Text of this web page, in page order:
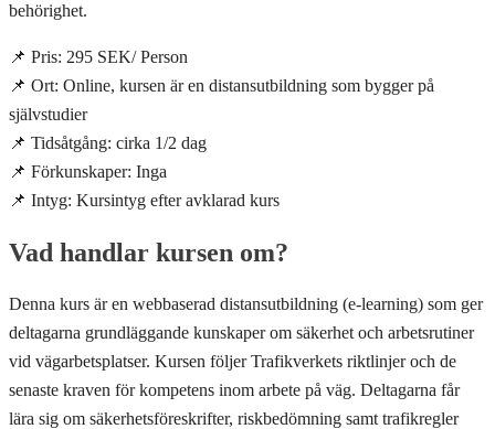
behörighet.
📌 Pris: 295 SEK/ Person
📌 Ort: Online, kursen är en distansutbildning som bygger på
självstudier
📌 Tidsåtgång: cirka 1/2 dag
📌 Förkunskaper: Inga
📌 Intyg: Kursintyg efter avklarad kurs
Vad handlar kursen om?
Denna kurs är en webbaserad distansutbildning (e-learning) som ger
deltagarna grundläggande kunskaper om säkerhet och arbetsrutiner
vid vägarbetsplatser. Kursen följer Trafikverkets riktlinjer och de
senaste kraven för kompetens inom arbete på väg. Deltagarna får
lära sig om säkerhetsföreskrifter, riskbedömning samt trafikregler